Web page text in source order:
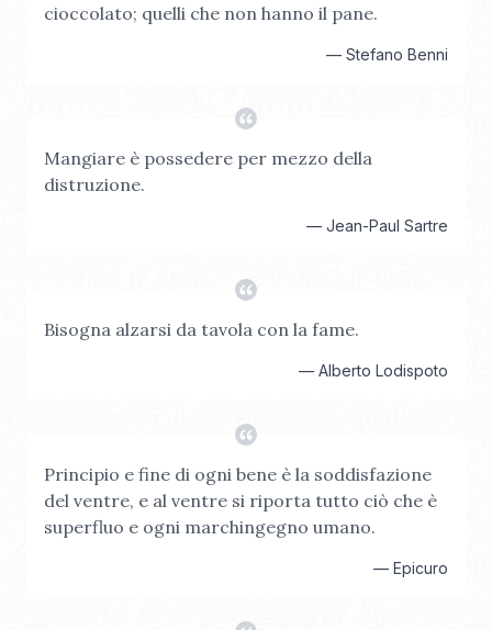
cioccolato; quelli che non hanno il pane.
— Stefano Benni
Mangiare è possedere per mezzo della
distruzione.
— Jean-Paul Sartre
Bisogna alzarsi da tavola con la fame.
— Alberto Lodispoto
Principio e fine di ogni bene è la soddisfazione
del ventre, e al ventre si riporta tutto ciò che è
superfluo e ogni marchingegno umano.
— Epicuro